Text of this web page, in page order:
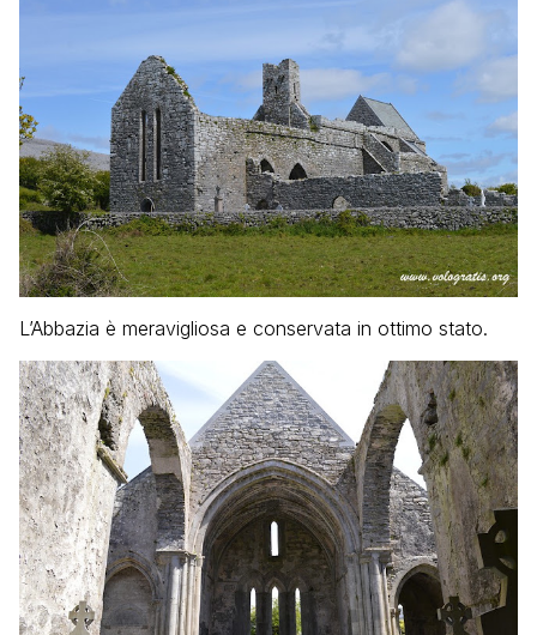
L’Abbazia è meravigliosa e conservata in ottimo stato.